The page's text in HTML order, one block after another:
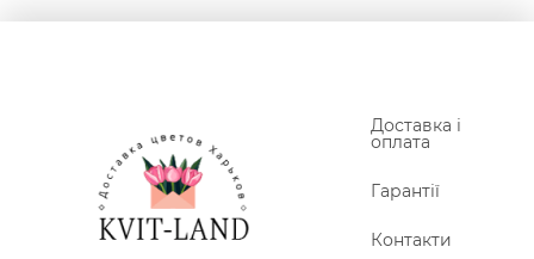
Доставка і
оплата
Гарантії
Контакти